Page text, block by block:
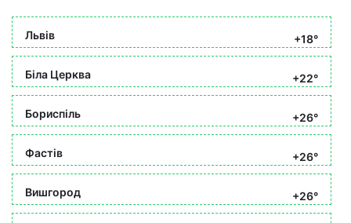
Львів +18°
Біла Церква +22°
Бориспіль +26°
Фастів +26°
Вишгород +26°